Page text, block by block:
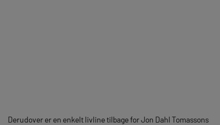
Derudover er en enkelt livline tilbage for Jon Dahl Tomassons